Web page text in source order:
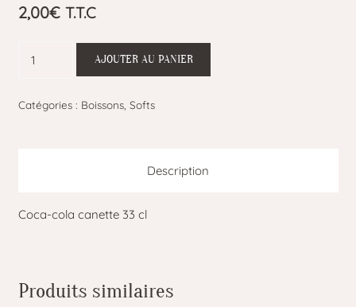
2,00€ T.T.C
cola
AJOUTER AU PANIER
Catégories : Boissons, Softs
Description
Coca-cola canette 33 cl
Produits similaires